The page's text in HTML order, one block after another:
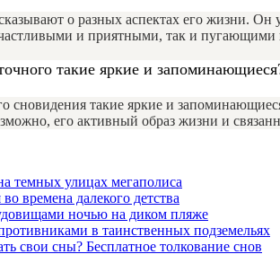
о разных аспектах его жизни. Он
и приятными, так и
такие яркие и
сновидения такие яркие и
его активный образ жизни и
темных улицах мегаполиса
времена далекого детства
ночью на диком пляже
в таинственных подземельях
свои сны? Бесплатное толкование снов